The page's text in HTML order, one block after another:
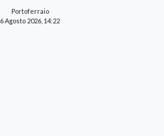
Portoferraio
6 Agosto 2026, 14:22